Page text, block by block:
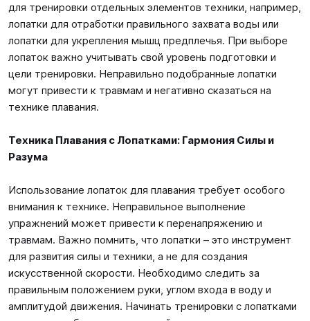
для тренировки отдельных элементов техники, например,
лопатки для отработки правильного захвата воды или
лопатки для укрепления мышц предплечья. При выборе
лопаток важно учитывать свой уровень подготовки и
цели тренировки. Неправильно подобранные лопатки
могут привести к травмам и негативно сказаться на
технике плавания.
Техника Плавания с Лопатками: Гармония Силы и
Разума
Использование лопаток для плавания требует особого
внимания к технике. Неправильное выполнение
упражнений может привести к перенапряжению и
травмам. Важно помнить, что лопатки – это инструмент
для развития силы и техники, а не для создания
искусственной скорости. Необходимо следить за
правильным положением руки, углом входа в воду и
амплитудой движения. Начинать тренировки с лопатками